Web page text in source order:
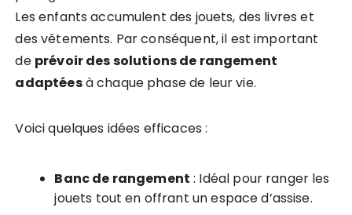
Les enfants accumulent des jouets, des livres et
des vêtements. Par conséquent, il est important
de prévoir des solutions de rangement
adaptéesà chaque phase de leur vie.
Voici quelques idées efficaces :
Banc de rangement : Idéal pour ranger les
jouets tout en offrant un espace d’assise.